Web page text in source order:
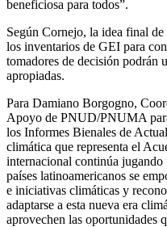
beneficiosa para todos”.
Según Cornejo, la idea final
los inventarios de GEI para
tomadores de decisión podrán
apropiadas.
Para Damiano Borgogno,
Apoyo de PNUD/PNUMA
los Informes Bienales de
climática que representa el
internacional continúa
países latinoamericanos se
e iniciativas climáticas y
adaptarse a esta nueva era
aprovechen las oportunidades